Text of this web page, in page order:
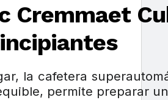
Cremmaet
la cafetera
permite preparar